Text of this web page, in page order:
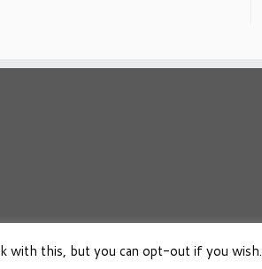
·Ontworpen met deCustomizr thema ·
with this, but you can opt-out if you wish.